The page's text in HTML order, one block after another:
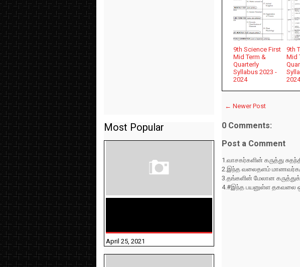
9th Science First
Mid Term &
Quarterly
Syllabus 2023 -
2024
9th
Mid
← Newer Post
0 Comments:
Post a Comment
1.வாசகர்களின் கருத்து
2.இந்த வலைதளம்
3.தங்களின் மேலான
4.#இந்த பயனுள்ள தகவலை
Most Popular
April 25, 2021